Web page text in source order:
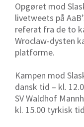
Opgøret mod
livetweets på
referat fra de to
Wroclaw-dysten
platforme.
Kampen mod
dansk tid – kl.
SV Waldhof
kl. 15.00 tyrkisk